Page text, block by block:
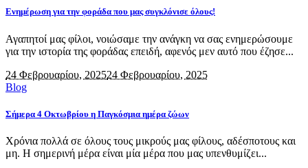
Ενημέρωση για την φοράδα που μας συγκλόνισε όλους!
Αγαπητοί μας φίλοι, νοιώσαμε την ανάγκη να σας ενημερώσουμε
για την ιστορία της φοράδας επειδή, αφενός μεν αυτό που έζησε...
24 Φεβρουαρίου, 202524 Φεβρουαρίου, 2025
Blog
Σήμερα 4 Οκτωβρίου η Παγκόσμια ημέρα ζώων
Χρόνια πολλά σε όλους τους μικρούς μας φίλους, αδέσποτους και
μη. Η σημερινή μέρα είναι μία μέρα που μας υπενθυμίζει...